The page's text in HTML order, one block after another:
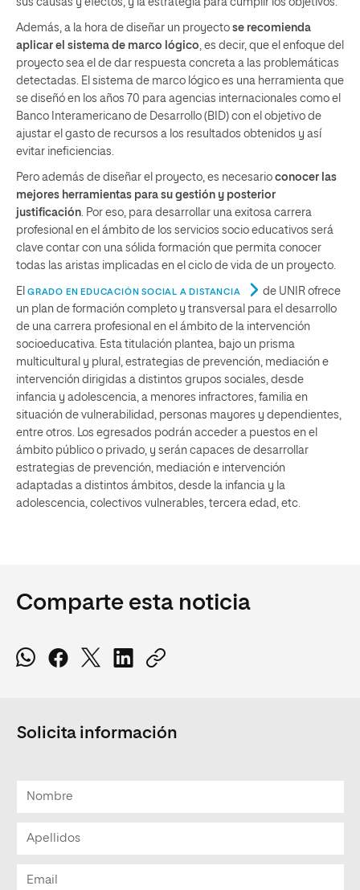
sus causas y efectos, y la estrategia para cumplir los objetivos.
Además, a la hora de diseñar un proyecto se recomienda
aplicar el sistema de marco lógico, es decir, que el enfoque del
proyecto sea el de dar respuesta concreta a las problemáticas
detectadas. El sistema de marco lógico es una herramienta que
se diseñó en los años 70 para agencias internacionales como el
Banco Interamericano de Desarrollo (BID) con el objetivo de
ajustar el gasto de recursos a los resultados obtenidos y así
evitar ineficiencias.
Pero además de diseñar el proyecto, es necesario conocer las
mejores herramientas para su gestión y posterior
justificación. Por eso, para desarrollar una exitosa carrera
profesional en el ámbito de los servicios socio educativos será
clave contar con una sólida formación que permita conocer
todas las aristas implicadas en el ciclo de vida de un proyecto.
El GRADO EN EDUCACIÓN SOCIAL A DISTANCIA
de UNIR ofrece
un plan de formación completo y transversal para el desarrollo
de una carrera profesional en el ámbito de la intervención
socioeducativa. Esta titulación plantea, bajo un prisma
multicultural y plural, estrategias de prevención, mediación e
intervención dirigidas a distintos grupos sociales, desde
infancia y adolescencia, a menores infractores, familia en
situación de vulnerabilidad, personas mayores y dependientes,
entre otros. Los egresados podrán acceder a puestos en el
ámbito público o privado, y serán capaces de desarrollar
estrategias de prevención, mediación e intervención
adaptadas a distintos ámbitos, desde la infancia y la
adolescencia, colectivos vulnerables, tercera edad, etc.
Comparte esta noticia
Solicita información